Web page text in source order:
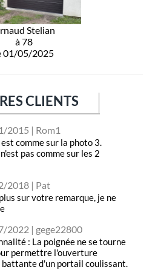
Stelian
à 78
01/05/2025
CLIENTS
2015 | Rom1
comme sur la photo 3.
pas comme sur les 2
2018 | Pat
sur votre remarque, je ne
2022 | gege22800
: La poignée ne se tourne
permettre l'ouverture
d'un portail coulissant.